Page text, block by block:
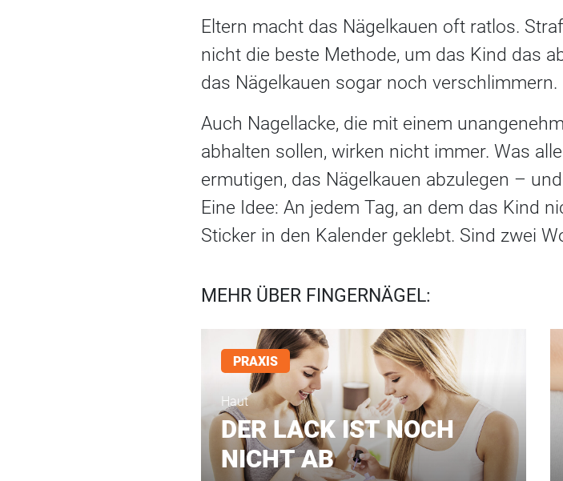
Eltern macht das Nägelkauen oft ratlos.
nicht die beste Methode, um das Kind das
das Nägelkauen sogar noch verschlimmern.
Auch Nagellacke, die mit einem
abhalten sollen, wirken nicht immer. Was
ermutigen, das Nägelkauen abzulegen –
Eine Idee: An jedem Tag, an dem das Kind
Sticker in den Kalender geklebt. Sind zwei
MEHR ÜBER FINGERNÄGEL:
PRAXIS
Haut
DER LACK IST NOCH
NICHT AB